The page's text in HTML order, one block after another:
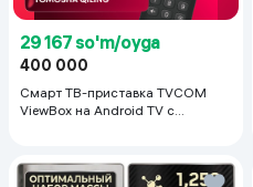
29 167 so'm/oyga
400 000
Смарт ТВ-приставка TVCOM
ViewBox на Android TV с